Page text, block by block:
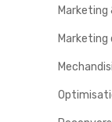
Marketing